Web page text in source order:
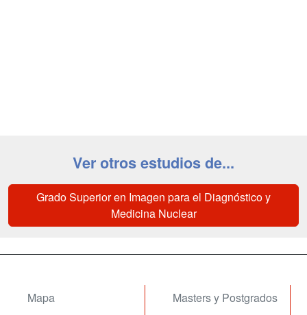
Ver otros estudios de...
Grado Superior en Imagen para el Diagnóstico y
Medicina Nuclear
Mapa
Masters y Postgrados